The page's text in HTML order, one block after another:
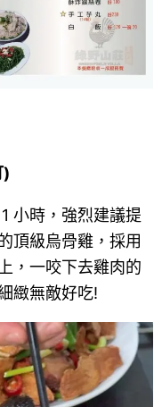
)
小時，強烈建議提
頂級烏骨雞，採用
，一咬下去雞肉的
緻無敵好吃!